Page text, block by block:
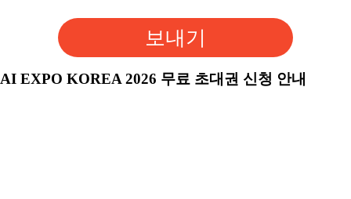
보내기
AI EXPO KOREA 2026 무료 초대권 신청 안내